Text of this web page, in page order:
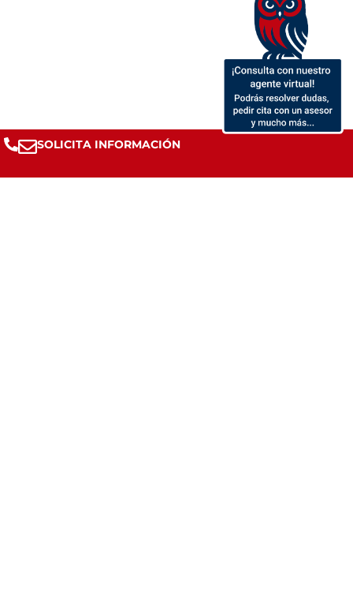
SOLICITA INFORMACIÓN